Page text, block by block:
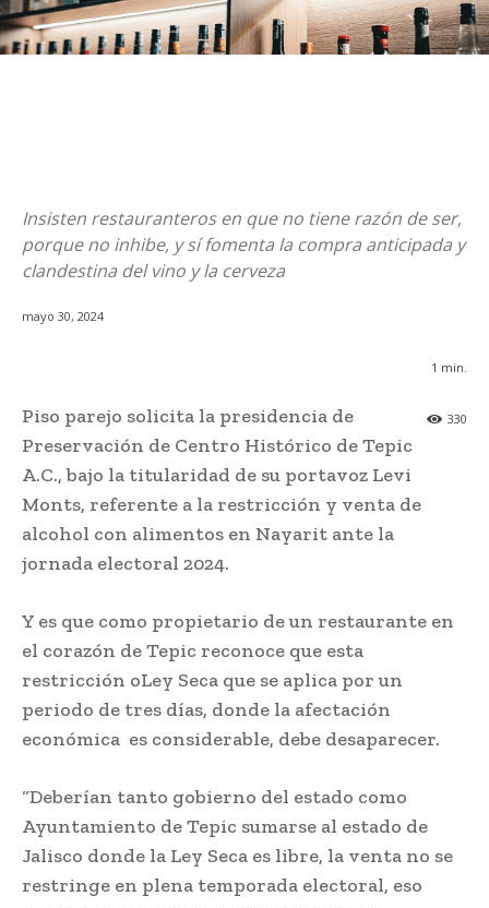
Insisten restauranteros en que no tiene razón de ser,
porque no inhibe, y sí fomenta la compra anticipada y
clandestina del vino y la cerveza
mayo 30, 2024
1 min.
330
Piso parejo solicita la presidencia de
Preservación de Centro Histórico de Tepic
A.C., bajo la titularidad de su portavoz Levi
Monts, referente a la restricción y venta de
alcohol con alimentos en Nayarit ante la
jornada electoral 2024.
Y es que como propietario de un restaurante en
el corazón de Tepic reconoce que esta
restricción oLey Seca que se aplica por un
periodo de tres días, donde la afectación
económica es considerable, debe desaparecer.
“Deberían tanto gobierno del estado como
Ayuntamiento de Tepic sumarse al estado de
Jalisco donde la Ley Seca es libre, la venta no se
restringe en plena temporada electoral, eso